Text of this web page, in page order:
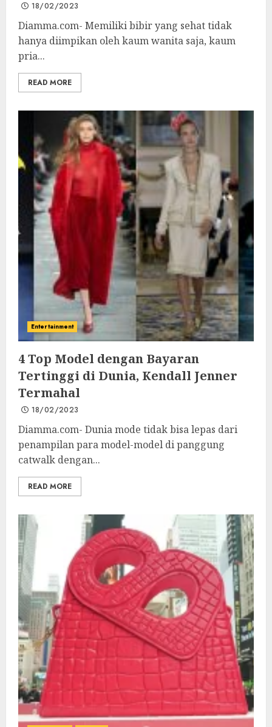
18/02/2023
Diamma.com- Memiliki bibir yang sehat tidak
hanya diimpikan oleh kaum wanita saja, kaum
pria...
READ MORE
Entertainment
4 Top Model dengan Bayaran
Tertinggi di Dunia, Kendall Jenner
Termahal
18/02/2023
Diamma.com- Dunia mode tidak bisa lepas dari
penampilan para model-model di panggung
catwalk dengan...
READ MORE